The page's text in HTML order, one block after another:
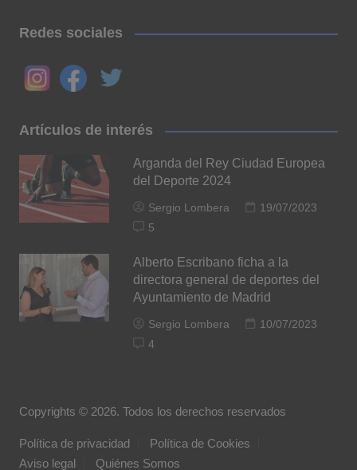
Redes sociales
Artículos de interés
Arganda del Rey Ciudad Europea
del Deporte 2024
Sergio Lombera
19/07/2023
5
Alberto Escribano ficha a la
directora general de deportes del
Ayuntamiento de Madrid
Sergio Lombera
10/07/2023
4
Copyrights © 2026. Todos los derechos reservados
Política de privacidad
Política de Cookies
Aviso legal
Quiénes Somos